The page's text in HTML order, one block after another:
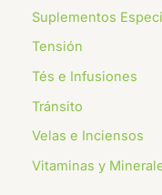
Suplementos
Tensión
Tés e Infusiones
Tránsito
Velas e Inciensos
Vitaminas y